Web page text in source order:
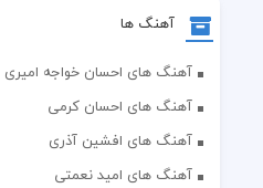
آهنگ ها
آهنگ های احسان خواجه امیری
آهنگ های احسان کرمی
آهنگ های افشین آذری
آهنگ های امید نعمتی